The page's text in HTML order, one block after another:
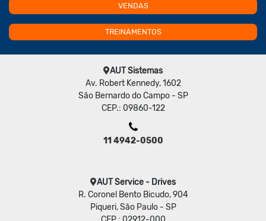
VENDAS
TREINAMENTOS
AUT Sistemas
Av. Robert Kennedy, 1602
São Bernardo do Campo - SP
CEP.: 09860-122
11 4942-0500
AUT Service - Drives
R. Coronel Bento Bicudo, 904
Piqueri, São Paulo - SP